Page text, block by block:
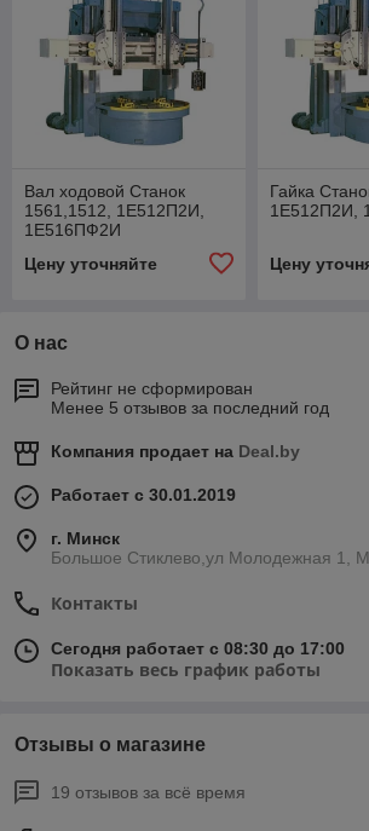
Вал ходовой Станок
1561,1512, 1Е512П2И,
1Е516ПФ2И
Цену уточняйте
Гайка
1Е512П2И,
Цену
О нас
Рейтинг не сформирован
Менее 5 отзывов за последний год
Компания продает на Deal.by
Работает с 30.01.2019
г. Минск
Большое Стиклево,ул Молодежная 1,
Контакты
Сегодня работает с 08:30 до 17:00
Показать весь график работы
Отзывы о магазине
19 отзывов за всё время